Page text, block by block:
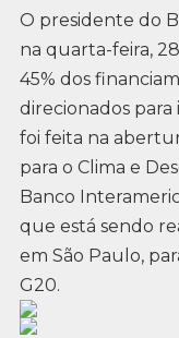
O presidente do
na quarta-feira,
45% dos
direcionados para
foi feita na
para o Clima e
Banco
que está sendo
em São Paulo,
G20.